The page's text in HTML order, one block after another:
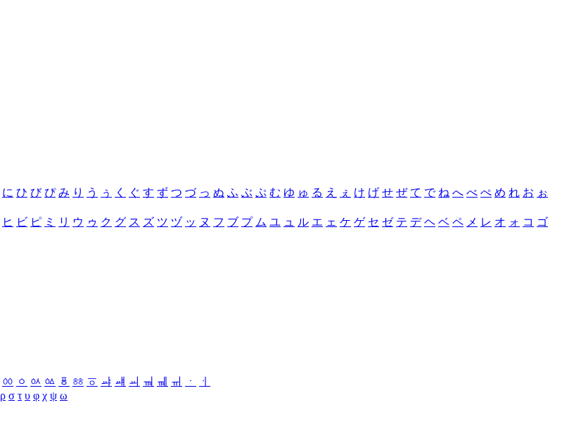
に ひ び ぴ み り う ぅ く ぐ す ず つ づ っ ぬ ふ ぶ ぷ む ゆ ゅ る え ぇ け げ せ ぜ て で ね へ べ ぺ め れ お ぉ
ヒ ビ ピ ミ リ ウ ゥ ク グ ス ズ ツ ヅ ッ ヌ フ ブ プ ム ユ ュ ル エ ェ ケ ゲ セ ゼ テ デ ヘ ベ ペ メ レ オ ォ コ ゴ
ㆀ ㆁ ㆂ ㆃ ㆄ ㆅ ㆆ ㆇ ㆈ ㆉ ㆊ ㆋ ㆌ ㆍ
ㆎ
ρ σ τ υ φ χ ψ ω